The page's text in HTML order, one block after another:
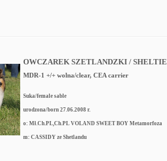
OWCZAREK SZETLANDZKI / SHELTIE
MDR-1 +/+ wolna/clear, CEA carrier
Suka/female sable
urodzona/born 27.06.2008 r.
o: Mł.Ch.PL,Ch.PL VOLAND SWEET BOY Metamorfoza
m: CASSIDY ze Shetlandu